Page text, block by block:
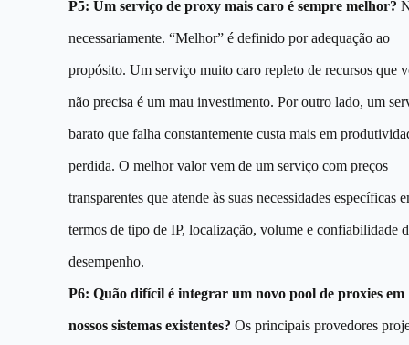
P5: Um serviço de proxy mais caro é sempre melhor?
necessariamente. “Melhor” é definido por adequação ao
propósito. Um serviço muito caro repleto de recursos que
não precisa é um mau investimento. Por outro lado, um
barato que falha constantemente custa mais em
perdida. O melhor valor vem de um serviço com preços
transparentes que atende às suas necessidades específicas
termos de tipo de IP, localização, volume e confiabilidade
desempenho.
P6: Quão difícil é integrar um novo pool de proxies em
nossos sistemas existentes? Os principais provedores